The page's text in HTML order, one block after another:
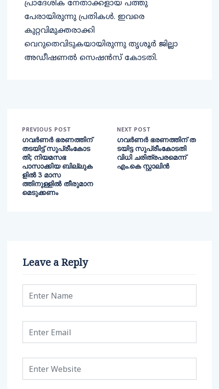
പ്രാദേശിക നേതാക്കളായ പത്തു
പേരായിരുന്നു പ്രതികള്‍. ഇവരെ
കുറ്റവിമുക്തരാക്കി
വെറുതെവിടുകയായിരുന്നു തൃശൂര്‍ ജില്ലാ
അഡീഷണല്‍ സെഷന്‍സ് കോടതി.
PREVIOUS POST
ഗവര്‍ണര്‍ ഭരണത്തിന്
തടയിട്ട് സുപ്രീംകോട
തി; നിയമസഭ
പാസാക്കിയ ബില്ലുക
ളില്‍ 3 മാസ
ത്തിനുള്ളില്‍ തീരുമാന
മെടുക്കണം
NEXT POST
ഗവര്‍ണര്‍ ഭരണത്തിന് ത
ടയിട്ട സുപ്രീംകോടതി
വിധി ചരിത്രപരമെന്ന്
എം.കെ സ്റ്റാലിൻ
Leave a Reply